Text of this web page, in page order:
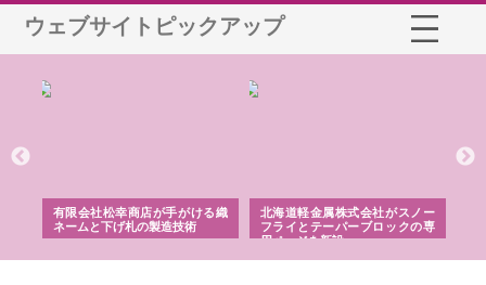
ウェブサイトピックアップ
商店が手がける織
の製造技術
北海道軽金属株式会社がスノー
フライとテーパーブロックの専
用ページを新設
株式会社耕文社が品川で
る販促物製作から配送ま
ストップ対応